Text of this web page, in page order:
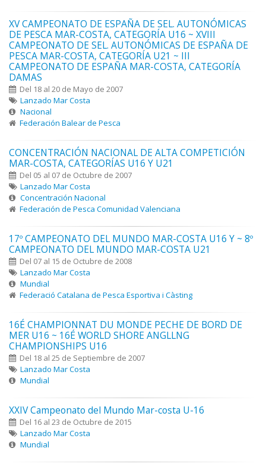
XV CAMPEONATO DE ESPAÑA DE SEL. AUTONÓMICAS
DE PESCA MAR-COSTA, CATEGORÍA U16 ~ XVIII
CAMPEONATO DE SEL. AUTONÓMICAS DE ESPAÑA DE
PESCA MAR-COSTA, CATEGORÍA U21 ~ III
CAMPEONATO DE ESPAÑA MAR-COSTA, CATEGORÍA
DAMAS
Del 18 al 20 de Mayo de 2007
Lanzado Mar Costa
Nacional
Federación Balear de Pesca
CONCENTRACIÓN NACIONAL DE ALTA COMPETICIÓN
MAR-COSTA, CATEGORÍAS U16 Y U21
Del 05 al 07 de Octubre de 2007
Lanzado Mar Costa
Concentración Nacional
Federación de Pesca Comunidad Valenciana
17º CAMPEONATO DEL MUNDO MAR-COSTA U16 Y ~ 8º
CAMPEONATO DEL MUNDO MAR-COSTA U21
Del 07 al 15 de Octubre de 2008
Lanzado Mar Costa
Mundial
Federació Catalana de Pesca Esportiva i Càsting
16É CHAMPIONNAT DU MONDE PECHE DE BORD DE
MER U16 ~ 16É WORLD SHORE ANGLLNG
CHAMPIONSHIPS U16
Del 18 al 25 de Septiembre de 2007
Lanzado Mar Costa
Mundial
XXIV Campeonato del Mundo Mar-costa U-16
Del 16 al 23 de Octubre de 2015
Lanzado Mar Costa
Mundial